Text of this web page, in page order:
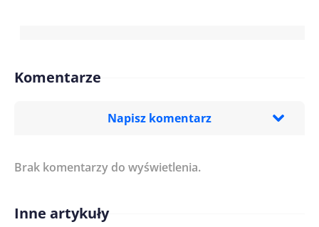
Komentarze
Napisz komentarz
Treść komentarza*
Imię/ Nick*
Brak komentarzy do wyświetlenia.
Inne artykuły